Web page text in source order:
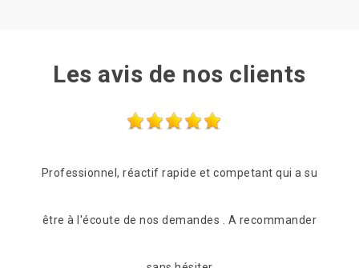
Les avis de nos clients
Les frères Zigler on était très réactif, passage le
lendemain de mon appel pour une vérification du toit.